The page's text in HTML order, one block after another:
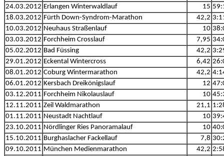
24.03.2012 Erlangen Winterwaldlauf 15
18.03.2012 Fürth Down-Syndrom-Marathon 42,2
10.03.2012 Neuhaus Straßenlauf 10
03.03.2012 Forchheim Crosslauf 7,95
05.02.2012 Bad Füssing 42,2
29.01.2012 Eckental Wintercross 6,42
08.01.2012 Coburg Wintermarathon 42,2
06.01.2012 Kersbach Dreikönigslauf 12
03.12.2011 Forchheim Nikolauslauf 10
12.11.2011 Zeil Waldmarathon 21,1
01.11.2011 Neustadt Nachtlauf 10
23.10.2011 Nördlinger Ries Panoramalauf 10
15.10.2011 Burghaslacher Fackellauf 7,8
09.10.2011 München Medienmarathon 42,2